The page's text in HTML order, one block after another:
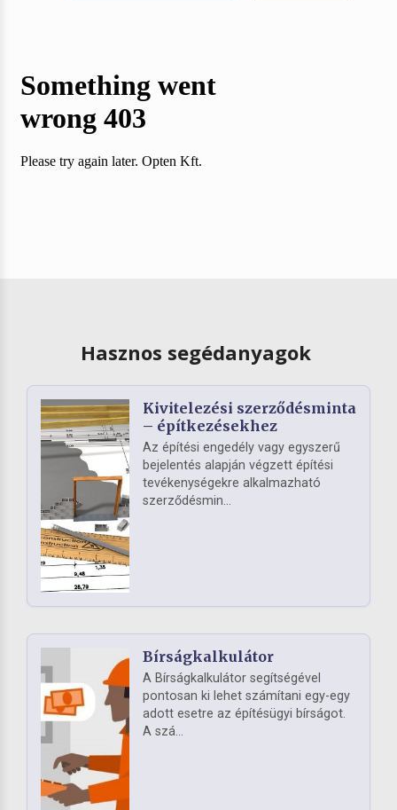
Hasznos segédanyagok
Kivitelezési szerződésminta
– építkezésekhez
Az építési engedély vagy egyszerű
bejelentés alapján végzett építési
tevékenységekre alkalmazható
szerződésmin...
Bírságkalkulátor
A Bírságkalkulátor segítségével
pontosan ki lehet számítani egy-egy
adott esetre az építésügyi bírságot.
A szá...